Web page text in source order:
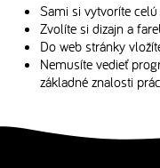
Sami si vytvoríte
Zvolíte si dizajn a
Do web stránky
Nemusíte vedieť
základné znalosti